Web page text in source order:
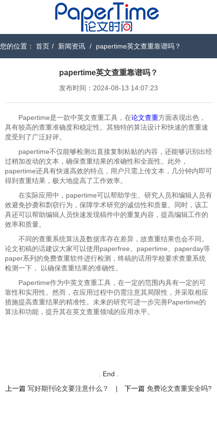
您的位置： 首页 / 新闻资讯 / papertime英文查重靠谱吗？
papertime英文查重靠谱吗？
发布时间：2024-08-13 14:07:23
Papertime是一款中英文查重工具，在论文查重方面表现出色，
具有较高的查重准确度和稳定性。其独特的算法设计和快速的查重速
度受到了广泛好评。
papertime不仅能够检测出直接复制粘贴的内容，还能够识别出经
过稍加改动的文本，确保查重结果的准确性和全面性。此外，
papertime还具有快速高效的特点，用户只需上传文本，几分钟内即可
得到查重结果，极大地提高了工作效率。
在实际应用中，papertime可以帮助学生、研究人员和编辑人员有
效避免抄袭和剽窃行为，保障学术研究的诚信性和质量。同时，该工
具还可以帮助编辑人员快速发现稿件中的重复内容，提高编辑工作的
效率和质量。
不同的查重系统算法及数据库存在差异，故查重结果也会不同。
论文初稿的话建议大家可以使用paperfree、papertime、paperday等
paper系列的免费查重软件进行检测，终稿的话用学校要求查重系统
检测一下， 以确保查重结果的准确性。
Papertime作为中英文查重工具，在一定的范围内具有一定的可
靠性和实用性。然而，在应用过程中仍需注意其局限性，并采取相应
措施提高查重结果的精准性。未来的研究可进一步完善Papertime的
算法和功能，提升其在英文查重领域的应用水平。
. End .
上一篇 写好期刊论文要注意什么？ | 下一篇 免费论文查重安全吗?